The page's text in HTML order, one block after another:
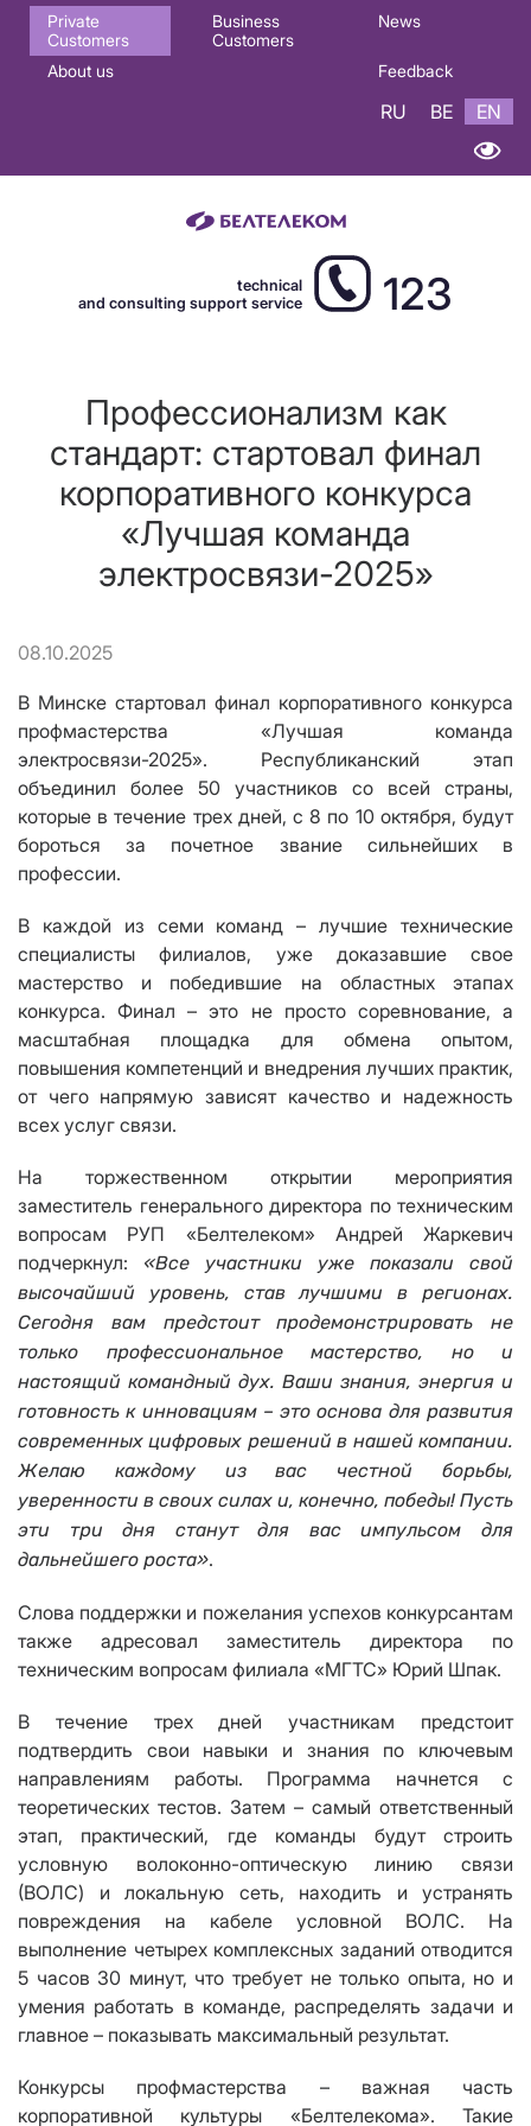
Основная
навигация
Private
Customers
Business
Customers
News
About us Feedback
RU BE EN
technical
and consulting support service
123
Профессионализм как
стандарт: стартовал финал
корпоративного конкурса
«Лучшая команда
электросвязи-2025»
08.10.2025
В Минске стартовал финал корпоративного конкурса
профмастерства «Лучшая команда
электросвязи-2025». Республиканский этап
объединил более 50 участников со всей страны,
которые в течение трех дней, с 8 по 10 октября, будут
бороться за почетное звание сильнейших в
профессии.
В каждой из семи команд – лучшие технические
специалисты филиалов, уже доказавшие свое
мастерство и победившие на областных этапах
конкурса. Финал – это не просто соревнование, а
масштабная площадка для обмена опытом,
повышения компетенций и внедрения лучших практик,
от чего напрямую зависят качество и надежность
всех услуг связи.
На торжественном открытии мероприятия
заместитель генерального директора по техническим
вопросам РУП «Белтелеком» Андрей Жаркевич
подчеркнул: «Все участники уже показали свой
высочайший уровень, став лучшими в регионах.
Сегодня вам предстоит продемонстрировать не
только профессиональное мастерство, но и
настоящий командный дух. Ваши знания, энергия и
готовность к инновациям – это основа для развития
современных цифровых решений в нашей компании.
Желаю каждому из вас честной борьбы,
уверенности в своих силах и, конечно, победы! Пусть
эти три дня станут для вас импульсом для
дальнейшего роста».
Слова поддержки и пожелания успехов конкурсантам
также адресовал заместитель директора по
техническим вопросам филиала «МГТС» Юрий Шпак.
В течение трех дней участникам предстоит
подтвердить свои навыки и знания по ключевым
направлениям работы. Программа начнется с
теоретических тестов. Затем – самый ответственный
этап, практический, где команды будут строить
условную волоконно-оптическую линию связи
(ВОЛС) и локальную сеть, находить и устранять
повреждения на кабеле условной ВОЛС. На
выполнение четырех комплексных заданий отводится
5 часов 30 минут, что требует не только опыта, но и
умения работать в команде, распределять задачи и
главное – показывать максимальный результат.
Конкурсы профмастерства – важная часть
корпоративной культуры «Белтелекома». Такие